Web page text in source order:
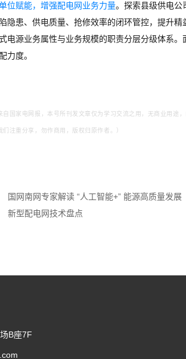
位赋能，增强配电网业务力量。 探索县级供电公
隐患、供电质量、抢修效率的闭环管控，提升
电源业务属性与业务规模的职责分层分级体系
力度。
自 国家电网报 ，本号所刊发文章仅为学习交流之用，无商业用途，
们注重分享，勿作商用，版权归原作者。 ）
国网南网专家解读 “人工智能+” 能源高质量发展
新型配电网技术盘点
B座7F